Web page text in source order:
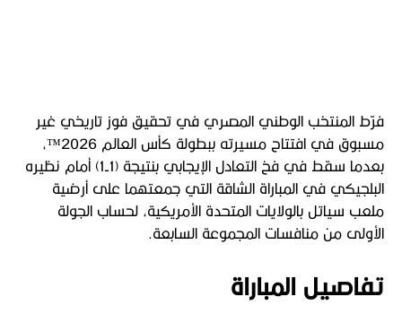
فرّط المنتخب الوطني المصري في تحقيق فوز تاريخي غير
مسبوق في افتتاح مسيرته ببطولة كأس العالم 2026™،
بعدما سقط في فخ التعادل الإيجابي بنتيجة (1-1) أمام نظيره
البلجيكي في المباراة الشاقة التي جمعتهما على أرضية
ملعب سياتل بالولايات المتحدة الأمريكية، لحساب الجولة
الأولى من منافسات المجموعة السابعة.
تفاصيل المباراة